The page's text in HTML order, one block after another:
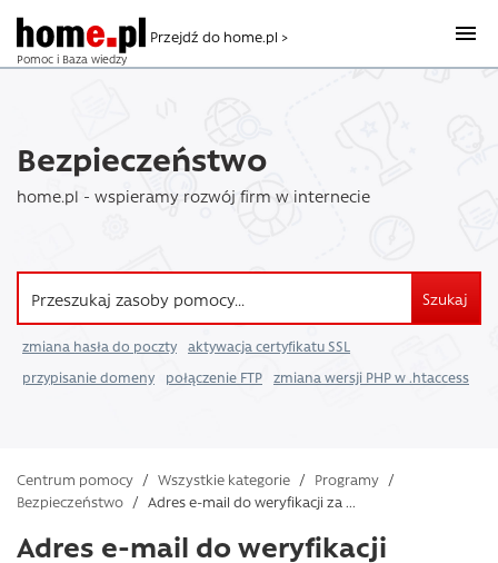
Pomoc i Baza wiedzy
Przejdź do home.pl >
Bezpieczeństwo
home.pl - wspieramy rozwój firm w internecie
Szukaj
zmiana hasła do poczty
aktywacja certyfikatu SSL
przypisanie domeny
połączenie FTP zmiana wersji PHP w .htaccess
Centrum pomocy / Wszystkie kategorie / Programy /
Bezpieczeństwo / Adres e-mail do weryfikacji za ...
Adres e-mail do weryfikacji